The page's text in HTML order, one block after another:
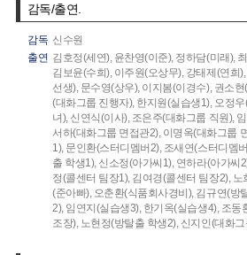
감독/출연.
감독 신수원
출연 김호정(세연), 윤찬영(이준), 정하담(미래),
김보윤(수희), 이주원(오상무), 강태제(연희),
선생), 문수영(상우), 이지봄(이경수), 권소
(대화그룹 진행자), 한지원(실습생1), 오정
녀), 신연식(이사), 조은주(대화그룹 직원),
서하(대화그룹 면접관2), 이명옥(대화그룹
1), 문인환(스터디멤버2), 조새연(스터디멤
출 학생1), 신소정(아가씨1), 연하라(아가씨
정(콜센터 팀장1), 김여경(콜센터 팀장2), 노
(준아빠), 오춘환(식품회사경비), 김규연(방
2), 임연지(실습생3), 한기옥(실습생4), 조동
조장), 노현정(방탈출 학생2), 신지인(대화